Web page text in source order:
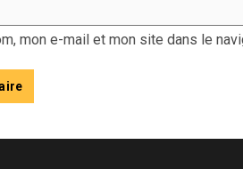
mon e-mail et mon site dans le